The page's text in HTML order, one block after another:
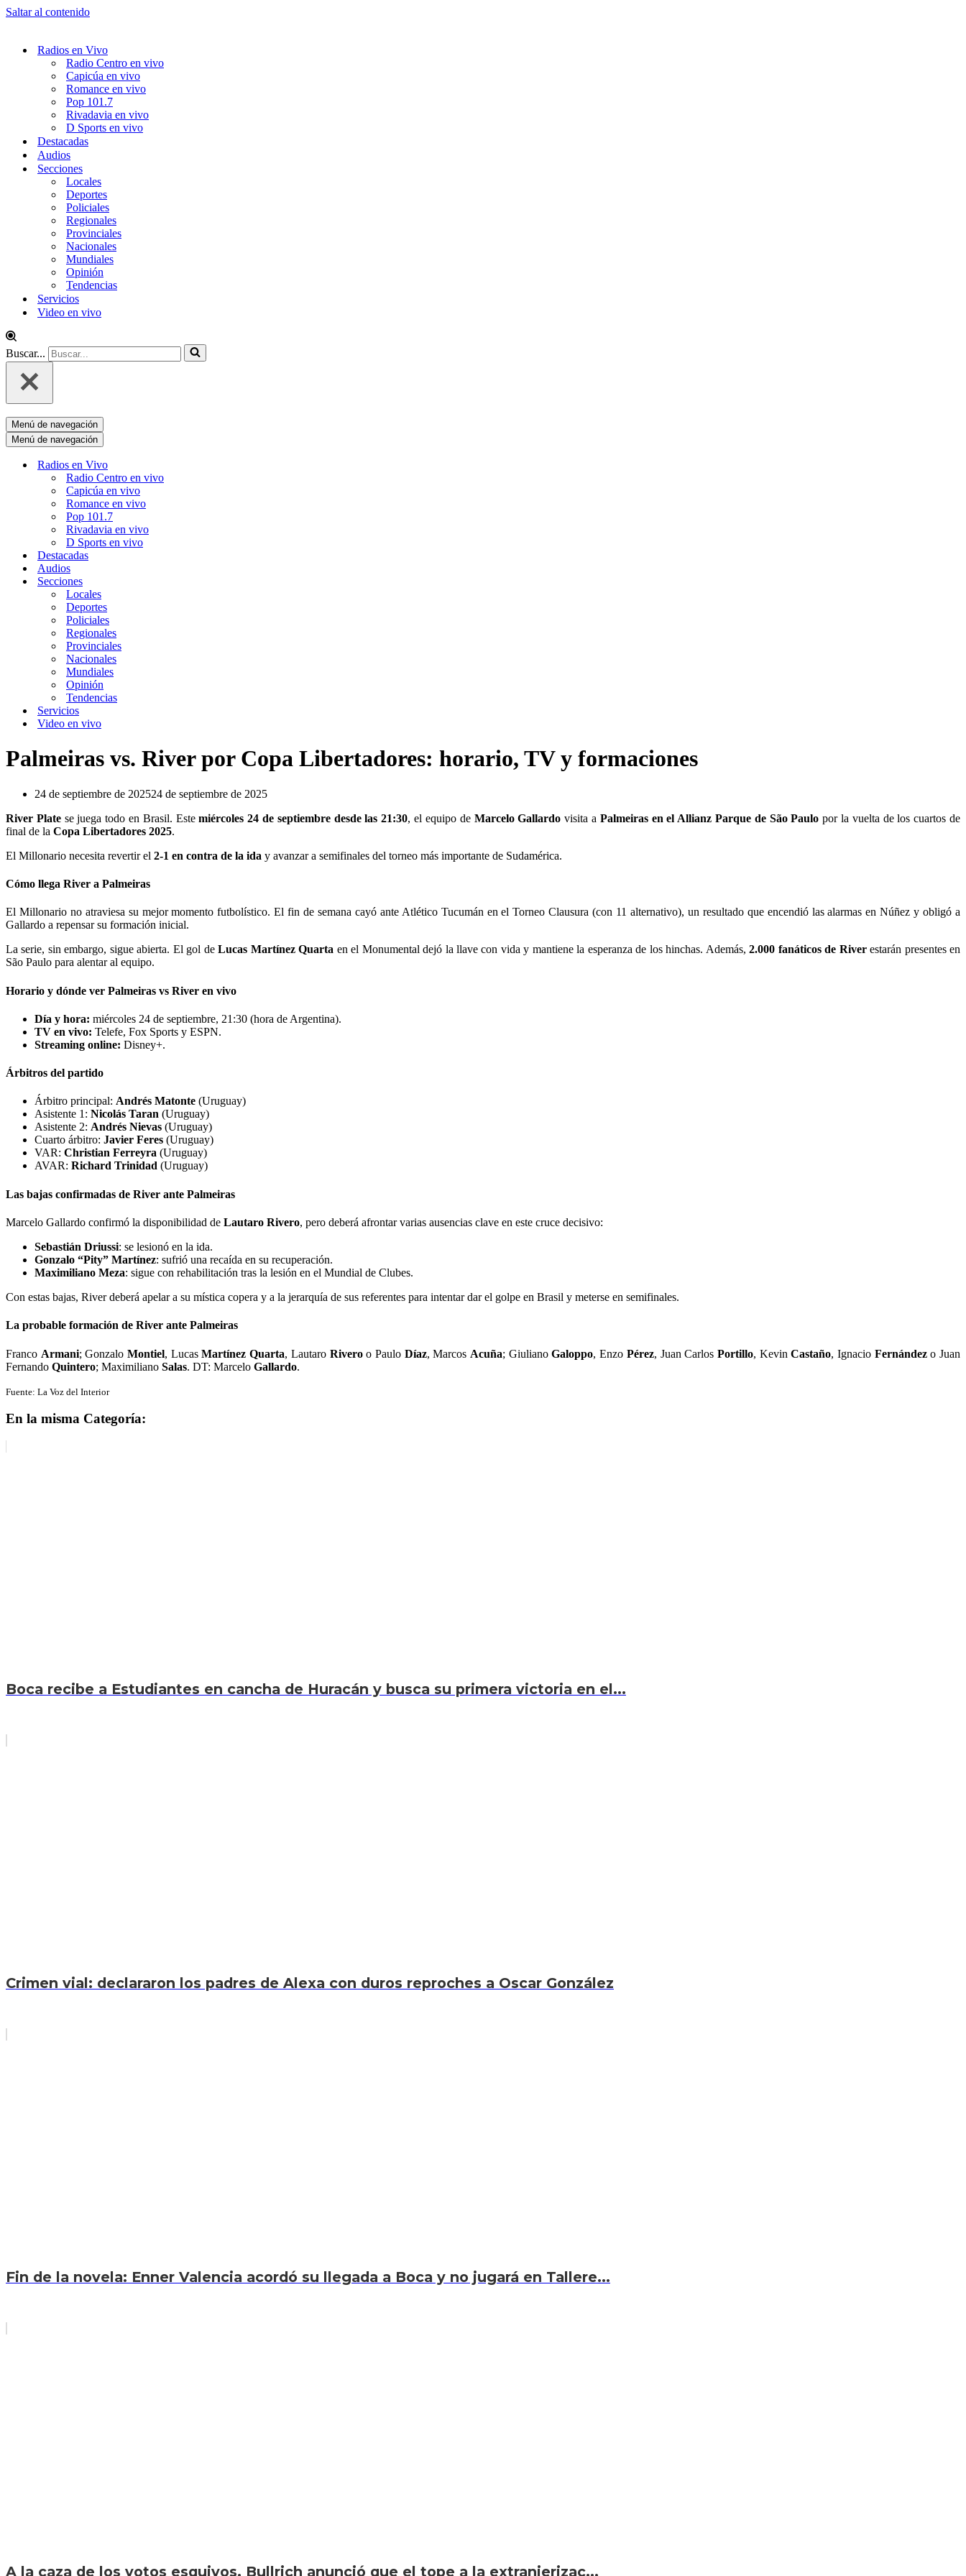
Saltar al contenido
Radios en Vivo
Radio Centro en vivo
Capicúa en vivo
Romance en vivo
Pop 101.7
Rivadavia en vivo
D Sports en vivo
Destacadas
Audios
Secciones
Locales
Deportes
Policiales
Regionales
Provinciales
Nacionales
Mundiales
Opinión
Tendencias
Servicios
Video en vivo
Buscar...
Menú de navegación
Menú de navegación
Radios en Vivo
Radio Centro en vivo
Capicúa en vivo
Romance en vivo
Pop 101.7
Rivadavia en vivo
D Sports en vivo
Destacadas
Audios
Secciones
Locales
Deportes
Policiales
Regionales
Provinciales
Nacionales
Mundiales
Opinión
Tendencias
Servicios
Video en vivo
Palmeiras vs. River por Copa Libertadores: horario, TV y formaciones
24 de septiembre de 202524 de septiembre de 2025
River Plate se juega todo en Brasil. Estemiércoles 24 de septiembre desde las 21:30, el equipo de Marcelo Gallardo visita a Palmeiras en el Allianz Parque de São Paulo por la vuelta de los cuartos de
final de la Copa Libertadores 2025.
El Millonario necesita revertir el 2-1 en contra de la ida y avanzar a semifinales del torneo más importante de Sudamérica.
Cómo llega River a Palmeiras
El Millonario no atraviesa su mejor momento futbolístico. El fin de semana cayó ante Atlético Tucumán en el Torneo Clausura (con 11 alternativo), un resultado que encendió las alarmas en Núñez y obligó a
Gallardo a repensar su formación inicial.
La serie, sin embargo, sigue abierta. El gol deLucas Martínez Quarta en el Monumental dejó la llave con vida y mantiene la esperanza de los hinchas. Además,2.000 fanáticos de Riverestarán presentes en
São Paulo para alentar al equipo.
Horario y dónde ver Palmeiras vs River en vivo
Día y hora: miércoles 24 de septiembre, 21:30 (hora de Argentina).
TV en vivo: Telefe, Fox Sports y ESPN.
Streaming online: Disney+.
Árbitros del partido
Árbitro principal: Andrés Matonte (Uruguay)
Asistente 1: Nicolás Taran (Uruguay)
Asistente 2: Andrés Nievas (Uruguay)
Cuarto árbitro: Javier Feres (Uruguay)
VAR: Christian Ferreyra (Uruguay)
AVAR: Richard Trinidad (Uruguay)
Las bajas confirmadas de River ante Palmeiras
Marcelo Gallardo confirmó la disponibilidad de Lautaro Rivero, pero deberá afrontar varias ausencias clave en este cruce decisivo:
Sebastián Driussi: se lesionó en la ida.
Gonzalo “Pity” Martínez: sufrió una recaída en su recuperación.
Maximiliano Meza: sigue con rehabilitación tras la lesión en el Mundial de Clubes.
Con estas bajas, River deberá apelar a su mística copera y a la jerarquía de sus referentes para intentar dar el golpe en Brasil y meterse en semifinales.
La probable formación de River ante Palmeiras
Franco Armani; GonzaloMontiel, LucasMartínez Quarta, Lautaro Riveroo Paulo Díaz, Marcos Acuña; GiulianoGaloppo, Enzo Pérez, Juan Carlos Portillo, KevinCastaño, Ignacio Fernándezo Juan
Fernando Quintero; Maximiliano Salas. DT: Marcelo Gallardo.
Fuente: La Voz del Interior
En la misma Categoría:
Boca recibe a Estudiantes en cancha de Huracán y busca su primera victoria en el...
Crimen vial: declararon los padres de Alexa con duros reproches a Oscar González
Fin de la novela: Enner Valencia acordó su llegada a Boca y no jugará en Tallere...
A la caza de los votos esquivos, Bullrich anunció que el tope a la extranjerizac...